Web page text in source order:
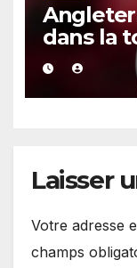
dans la
après
de nuit.
Laisser
Votre adresse
champs